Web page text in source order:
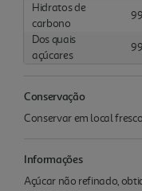
Hidratos de
carbono
Dos quais
açúcares
Conservação
Conservar em local
Informações
Açúcar não refinado,